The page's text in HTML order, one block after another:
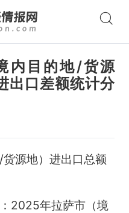
内目的地/货源
出口差额统计分
源地）进出口总额
2025年拉萨市（境